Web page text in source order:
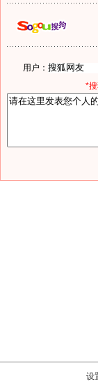
用户：
*
设